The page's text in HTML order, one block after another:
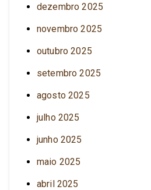
dezembro 2025
novembro 2025
outubro 2025
setembro 2025
agosto 2025
julho 2025
junho 2025
maio 2025
abril 2025